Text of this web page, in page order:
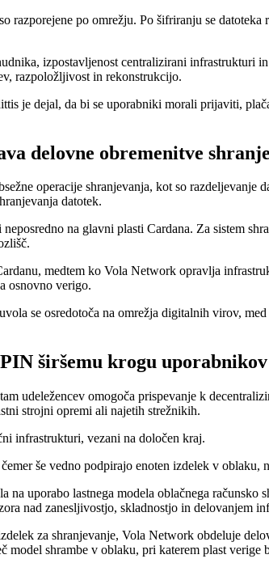
po omrežju. Po šifriranju se
izpostavljenost centralizirani infrastrukturi
razpoložljivost in rekonstrukcijo.
je dejal, da bi se uporabniki morali prijaviti,
delovne obremenitve
operacije shranjevanja, kot so razdeljevanje
datotek.
na glavni plasti Cardana. Za sistem
medtem ko Vola Network opravlja
osnovno verigo.
se osredotoča na omrežja digitalnih virov,
širšemu krogu uporabnikov
udeležencev omogoča prispevanje k
strojni opremi ali najetih strežnikih.
infrastrukturi, vezani na določen kraj.
še vedno podpirajo enoten izdelek v oblaku,
uporabo lastnega modela oblačnega
nad zanesljivostjo, skladnostjo in delovanjem
za shranjevanje, Vola Network obdeluje
shrambe v oblaku, pri katerem plast verige